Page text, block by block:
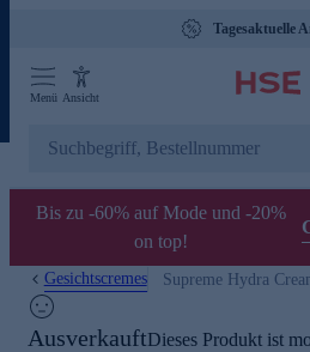
Tagesaktuelle
Menü Ansicht
Bis zu -60% auf Mode und -20%
on top!
Gesichtscremes Supreme Hydra
AusverkauftDieses Produkt ist